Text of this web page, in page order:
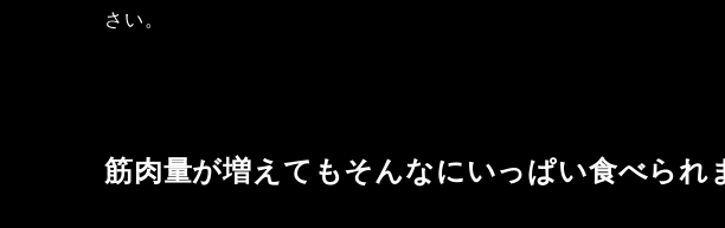
さい。
筋肉量が増えてもそんなにいっぱい食べられ